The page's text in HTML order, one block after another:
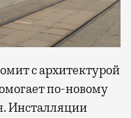
с архитектурой
по-новому
Инсталляции